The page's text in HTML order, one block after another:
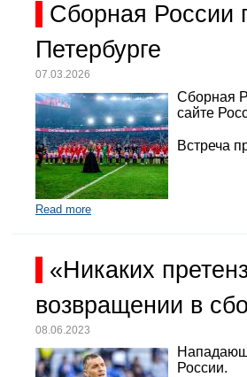
Сборная России
Петербурге
07.03.2026
Сборная
сайте
Встреча
Read more
«Никаких
возвращении в
08.06.2023
России.